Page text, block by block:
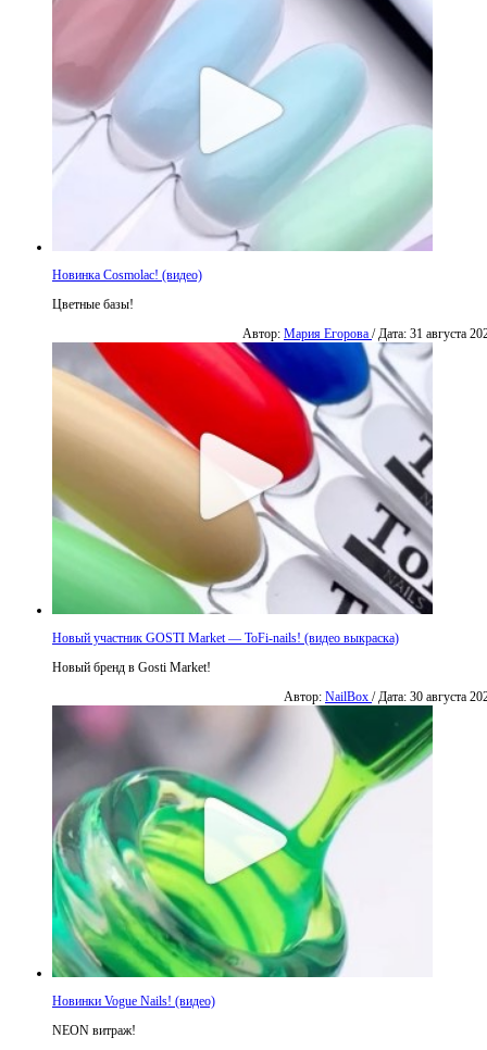
Новинка Cosmolac! (видео)
Цветные базы!
Автор: Мария Егорова / Дата: 31 августа
Новый участник GOSTI Market — ToFi-nails! (видео выкраска)
Новый бренд в Gosti Market!
Автор: NailBox / Дата: 30 августа
Новинки Vogue Nails! (видео)
NEON витраж!